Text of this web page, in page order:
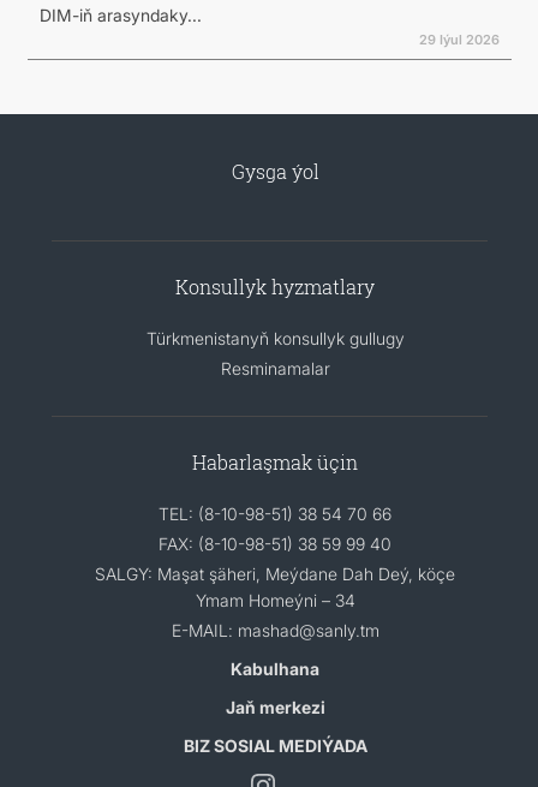
DIM-iň arasyndaky...
29 Iýul 2026
Gysga ýol
Konsullyk hyzmatlary
Türkmenistanyň konsullyk gullugy
Resminamalar
Habarlaşmak üçin
TEL: (8-10-98-51) 38 54 70 66
FAX: (8-10-98-51) 38 59 99 40
SALGY: Maşat şäheri, Meýdane Dah Deý, köçe
Ymam Homeýni – 34
E-MAIL: mashad@sanly.tm
Kabulhana
Jaň merkezi
BIZ SOSIAL MEDIÝADA